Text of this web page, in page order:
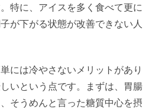
特に、アイスを多く食べて更に
が下がる状態が改善できない人
には冷やさないメリットがあり
いという点です。まずは、胃腸
そうめんと言った糖質中心を摂